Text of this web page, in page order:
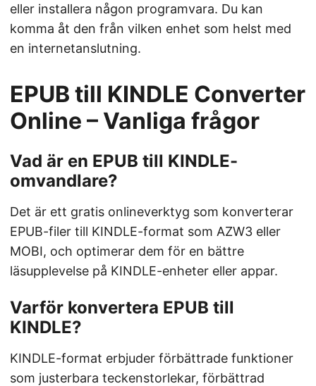
eller installera någon programvara. Du kan
komma åt den från vilken enhet som helst med
en internetanslutning.
EPUB till KINDLE Converter
Online – Vanliga frågor
Vad är en EPUB till KINDLE-
omvandlare?
Det är ett gratis onlineverktyg som konverterar
EPUB-filer till KINDLE-format som AZW3 eller
MOBI, och optimerar dem för en bättre
läsupplevelse på KINDLE-enheter eller appar.
Varför konvertera EPUB till
KINDLE?
KINDLE-format erbjuder förbättrade funktioner
som justerbara teckenstorlekar, förbättrad